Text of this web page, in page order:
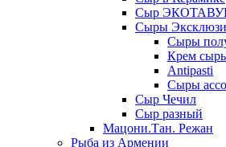
Сыр
Сыры
Сыры
Крем
Antipasti
Сыры
Сыр Чечил
Сыр разный
Мацони.Тан. Режан
Рыба из Армении